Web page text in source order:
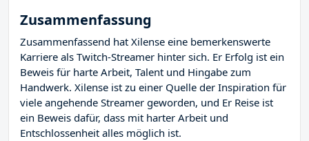
Zusammenfassung
Zusammenfassend hat Xilense eine bemerkenswerte
Karriere als Twitch-Streamer hinter sich. Er Erfolg ist ein
Beweis für harte Arbeit, Talent und Hingabe zum
Handwerk. Xilense ist zu einer Quelle der Inspiration für
viele angehende Streamer geworden, und Er Reise ist
ein Beweis dafür, dass mit harter Arbeit und
Entschlossenheit alles möglich ist.